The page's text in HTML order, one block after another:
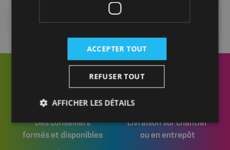
Des conseillers
formés et disponibles
Livraison sur chantier
ou en entrepôt
ACCEPTER TOUT
REFUSER TOUT
AFFICHER LES DÉTAILS